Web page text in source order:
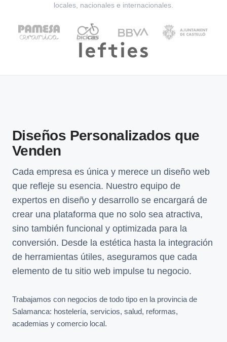
locales, nacionales e internacionales.
Diseños Personalizados que
Venden
Cada empresa es única y merece un diseño web
que refleje su esencia. Nuestro equipo de
expertos en diseño y desarrollo se encargará de
crear una plataforma que no solo sea atractiva,
sino también funcional y optimizada para la
conversión. Desde la estética hasta la integración
de herramientas útiles, aseguramos que cada
elemento de tu sitio web impulse tu negocio.
Trabajamos con negocios de todo tipo en la provincia de
Salamanca: hostelería, servicios, salud, reformas,
academias y comercio local.